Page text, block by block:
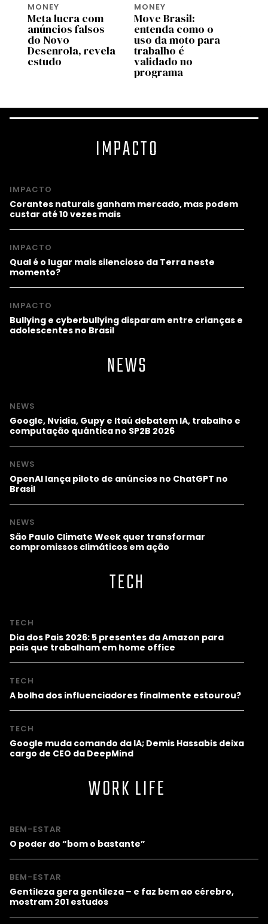
MONEY
Meta lucra com
anúncios falsos
do Novo
Desenrola, revela
estudo
MONEY
Move Brasil:
entenda como o
uso da moto para
trabalho é
validado no
programa
IMPACTO
IMPACTO
Corantes naturais ganham mercado, mas podem
custar até 10 vezes mais
IMPACTO
Qual é o lugar mais silencioso da Terra neste
momento?
IMPACTO
Bullying e cyberbullying disparam entre crianças e
adolescentes no Brasil
NEWS
NEWS
Google, Nvidia, Gupy e Itaú debatem IA, trabalho e
computação quântica no SP2B 2026
NEWS
OpenAI lança piloto de anúncios no ChatGPT no
Brasil
NEWS
São Paulo Climate Week quer transformar
compromissos climáticos em ação
TECH
TECH
Dia dos Pais 2026: 5 presentes da Amazon para
pais que trabalham em home office
TECH
A bolha dos influenciadores finalmente estourou?
TECH
Google muda comando da IA; Demis Hassabis deixa
cargo de CEO da DeepMind
WORK LIFE
BEM-ESTAR
O poder do “bom o bastante”
BEM-ESTAR
Gentileza gera gentileza – e faz bem ao cérebro,
mostram 201 estudos